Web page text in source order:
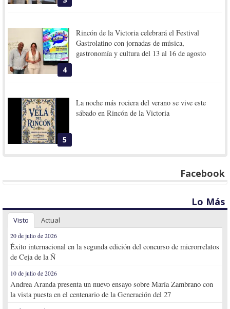
4
Rincón de la Victoria celebrará el Festival
Gastrolatino con jornadas de música,
gastronomía y cultura del 13 al 16 de agosto
5
La noche más rociera del verano se vive este
sábado en Rincón de la Victoria
Facebook
Lo Más
Visto Actual
20 de julio de 2026
Éxito internacional en la segunda edición del concurso de microrrelatos
de Ceja de la Ñ
10 de julio de 2026
Andrea Aranda presenta un nuevo ensayo sobre María Zambrano con
la vista puesta en el centenario de la Generación del 27